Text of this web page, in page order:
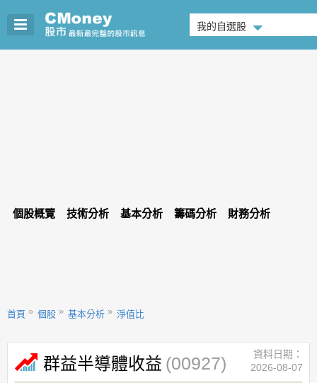
我的自選股
個股概覽 技術分析 基本分析 籌碼分析 財務分析
首頁 個股 基本分析 淨值比
群益半導體收益 (00927)
資料日期：
2026-08-07